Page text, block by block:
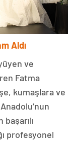
Aldı
ve
Fatma
kumaşlara ve
profesyonel